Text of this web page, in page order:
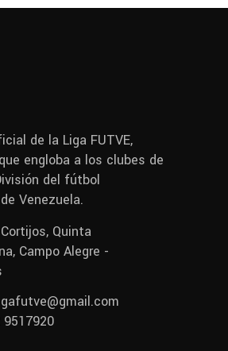
de la Liga FUTVE,
engloba a los clubes de
del fútbol
Venezuela.
Quinta
Campo Alegre -